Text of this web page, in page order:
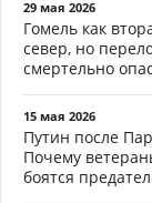
29 мая 2026
Гомель как
север, но
смертельно
15 мая 2026
Путин после
Почему
боятся